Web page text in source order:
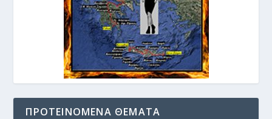
ΠΡΟΤΕΙΝΌΜΕΝΑ ΘΈΜΑΤΑ